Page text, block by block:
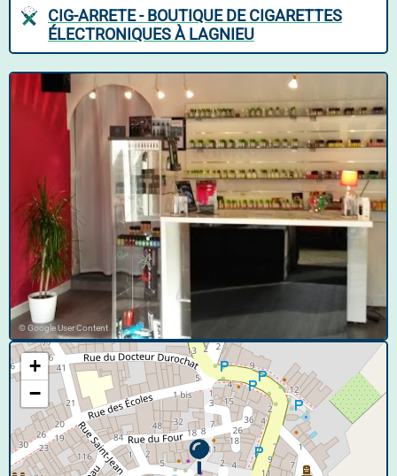
CIG-ARRETE - BOUTIQUE DE CIGARETTES
ÉLECTRONIQUES À LAGNIEU
© Google User Content
+
−